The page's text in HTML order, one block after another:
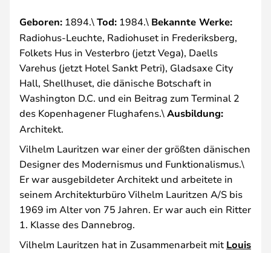
Geboren: 1894.\Tod: 1984.\ Bekannte Werke:
Radiohus-Leuchte, Radiohuset in Frederiksberg,
Folkets Hus in Vesterbro (jetzt Vega), Daells
Varehus (jetzt Hotel Sankt Petri), Gladsaxe City
Hall, Shellhuset, die dänische Botschaft in
Washington D.C. und ein Beitrag zum Terminal 2
des Kopenhagener Flughafens.\Ausbildung:
Architekt.
Vilhelm Lauritzen war einer der größten dänischen
Designer des Modernismus und Funktionalismus.\
Er war ausgebildeter Architekt und arbeitete in
seinem Architekturbüro Vilhelm Lauritzen A/S bis
1969 im Alter von 75 Jahren. Er war auch ein Ritter
1. Klasse des Dannebrog.
Vilhelm Lauritzen hat in Zusammenarbeit mit Louis